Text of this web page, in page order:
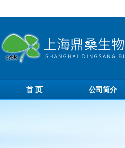
首 页 公司简介